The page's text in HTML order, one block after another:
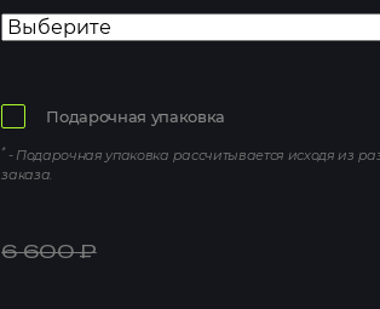
Подарочная упаковка
*- Подарочная упаковка рассчитывается исходя из
заказа.
6 600₽